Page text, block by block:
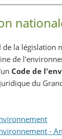
de la législation
de
Code de
du
-